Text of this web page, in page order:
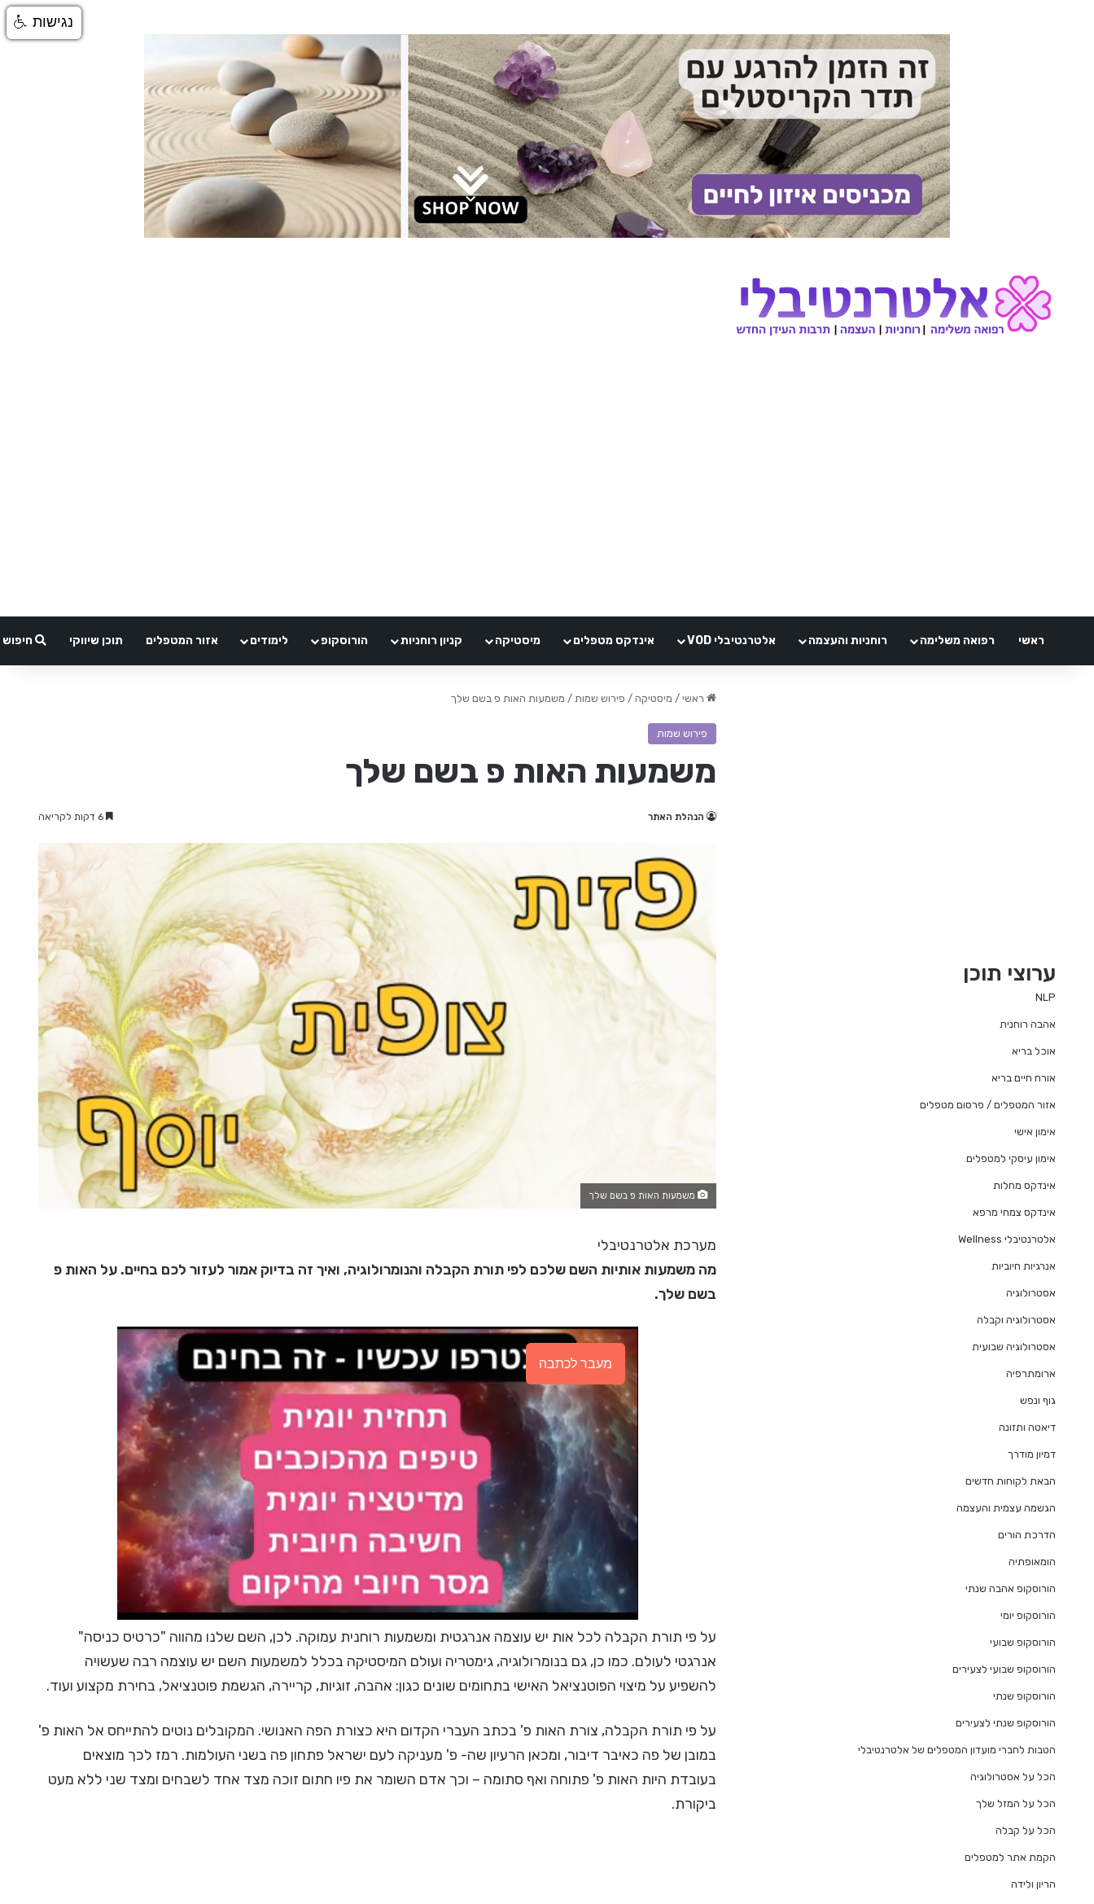
ראשי רפואה משלימה רוחניות והעצמה אלטרנטיבלי VOD אינדקס מטפלים מיסטיקה קניון רוחניות הורוסקופ לימודים אזור המטפלים תוכן שיווקי חיפוש
ראשי / מיסטיקה / פירוש שמות / משמעות האות פ בשם שלך
פירוש שמות
משמעות האות פ בשם שלך
הנהלת האתר
משמעות האות פ בשם שלך
מערכת אלטרנטיבלי
מה משמעות אותיות השם שלכם לפי תורת הקבלה והנומרולוגיה, ואיך זה בדיוק אמור לעזור לכם בחיים. על האות פ
בשם שלך.
מעבר לכתבה
על פי תורת הקבלה לכל אות יש עוצמה אנרגטית ומשמעות רוחנית עמוקה. לכן, השם שלנו מהווה "כרטיס כניסה"
אנרגטי לעולם. כמו כן, גם בנומרולוגיה, גימטריה ועולם המיסטיקה בכלל למשמעות השם יש עוצמה רבה שעשויה
להשפיע על מיצוי הפוטנציאל האישי בתחומים שונים כגון: אהבה, זוגיות, קריירה, הגשמת פוטנציאל, בחירת מקצוע ועוד.
על פי תורת הקבלה, צורת האות פ' בכתב העברי הקדום היא כצורת הפה האנושי. המקובלים נוטים להתייחס אל האות פ'
במובן של פה כאיבר דיבור, ומכאן הרעיון שה- פ' מעניקה לעם ישראל פתחון פה בשני העולמות. רמז לכך מוצאים
בעובדת היות האות פ' פתוחה ואף סתומה – וכך אדם השומר את פיו חתום זוכה מצד אחד לשבחים ומצד שני ללא מעט
ביקורת.
ערוצי תוכן
NLP
אהבה רוחנית
אוכל בריא
אורח חיים בריא
אזור המטפלים / פרסום מטפלים
אימון אישי
אימון עיסקי למטפלים
אינדקס מחלות
אינדקס צמחי מרפא
אלטרנטיבלי Wellness
אנרגיות חיוביות
אסטרולוגיה
אסטרולוגיה וקבלה
אסטרולוגיה שבועית
ארומתרפיה
גוף ונפש
דיאטה ותזונה
דמיון מודרך
הבאת לקוחות חדשים
הגשמה עצמית והעצמה
הדרכת הורים
הומאופתיה
הורוסקופ אהבה שנתי
הורוסקופ יומי
הורוסקופ שבועי
הורוסקופ שבועי לצעירים
הורוסקופ שנתי
הורוסקופ שנתי לצעירים
הטבות לחברי מועדון המטפלים של אלטרנטיבלי
הכל על אסטרולוגיה
הכל על המזל שלך
הכל על קבלה
הקמת אתר למטפלים
הריון ולידה
נגישות